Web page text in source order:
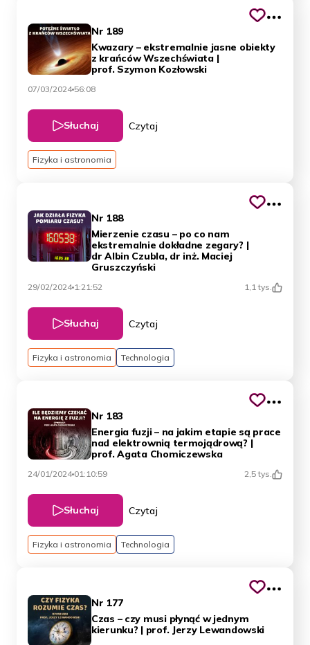
Nr 189
Kwazary – ekstremalnie jasne obiekty
z krańców Wszechświata |
prof. Szymon Kozłowski
07/03/2024 56:08
Słuchaj Czytaj
Fizyka i astronomia
Nr 188
Mierzenie czasu – po co nam
ekstremalnie dokładne zegary? |
dr Albin Czubla, dr inż. Maciej
Gruszczyński
29/02/2024 1:21:52 1,1 tys.
Słuchaj Czytaj
Fizyka i astronomia Technologia
Nr 183
Energia fuzji – na jakim etapie są prace
nad elektrownią termojądrową? |
prof. Agata Chomiczewska
24/01/2024 01:10:59 2,5 tys.
Słuchaj Czytaj
Fizyka i astronomia Technologia
Nr 177
Czas – czy musi płynąć w jednym
kierunku? | prof. Jerzy Lewandowski